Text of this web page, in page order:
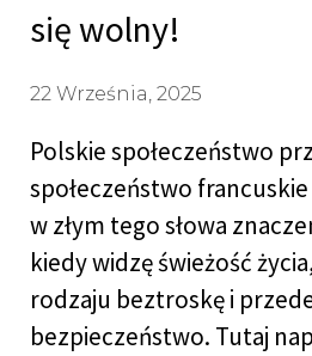
się wolny!
22 Września, 2025
Polskie społeczeństwo
społeczeństwo
w złym tego słowa
kiedy widzę świeżość
rodzaju beztroskę i
bezpieczeństwo. Tutaj